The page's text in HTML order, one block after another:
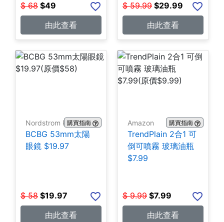
$ 68 $49
由此查看
$ 59.99 $29.99
由此查看
Nordstrom Rack購買指南
BCBG 53mm太陽
眼鏡 $19.97
$ 58 $19.97
由此查看
Amazon 購買指南
TrendPlain 2合1 可
倒可噴霧 玻璃油瓶
$7.99
$ 9.99 $7.99
由此查看